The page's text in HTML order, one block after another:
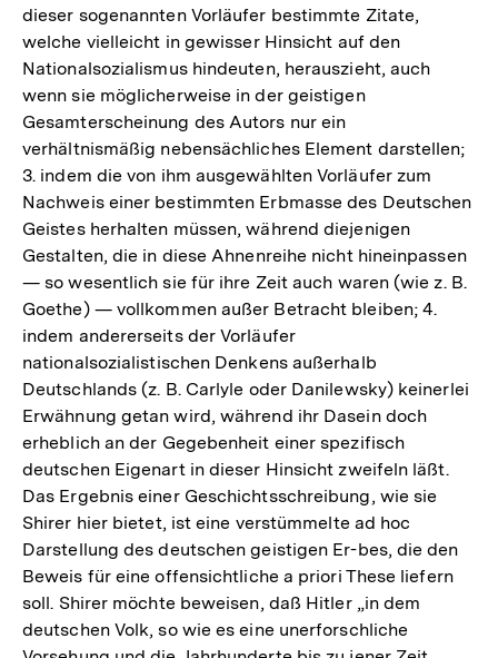
dieser sogenannten Vorläufer bestimmte Zitate,
welche vielleicht in gewisser Hinsicht auf den
Nationalsozialismus hindeuten, herauszieht, auch
wenn sie möglicherweise in der geistigen
Gesamterscheinung des Autors nur ein
verhältnismäßig nebensächliches Element darstellen;
3. indem die von ihm ausgewählten Vorläufer zum
Nachweis einer bestimmten Erbmasse des Deutschen
Geistes herhalten müssen, während diejenigen
Gestalten, die in diese Ahnenreihe nicht hineinpassen
— so wesentlich sie für ihre Zeit auch waren (wie z. B.
Goethe) — vollkommen außer Betracht bleiben; 4.
indem andererseits der Vorläufer
nationalsozialistischen Denkens außerhalb
Deutschlands (z. B. Carlyle oder Danilewsky) keinerlei
Erwähnung getan wird, während ihr Dasein doch
erheblich an der Gegebenheit einer spezifisch
deutschen Eigenart in dieser Hinsicht zweifeln läßt.
Das Ergebnis einer Geschichtsschreibung, wie sie
Shirer hier bietet, ist eine verstümmelte ad hoc
Darstellung des deutschen geistigen Er-bes, die den
Beweis für eine offensichtliche a priori These liefern
soll. Shirer möchte beweisen, daß Hitler „in dem
deutschen Volk, so wie es eine unerforschliche